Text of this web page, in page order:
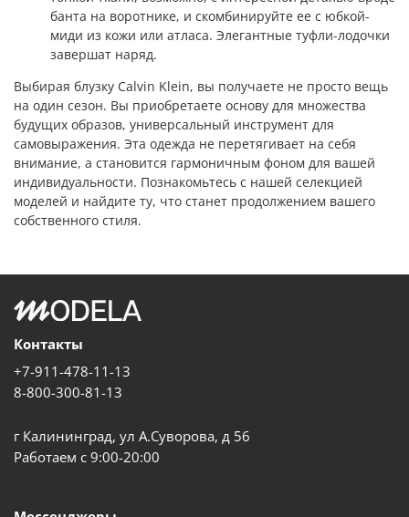
банта на воротнике, и скомбинируйте ее с юбкой-
миди из кожи или атласа. Элегантные туфли-лодочки
завершат наряд.
Выбирая блузку Calvin Klein, вы получаете не просто вещь
на один сезон. Вы приобретаете основу для множества
будущих образов, универсальный инструмент для
самовыражения. Эта одежда не перетягивает на себя
внимание, а становится гармоничным фоном для вашей
индивидуальности. Познакомьтесь с нашей селекцией
моделей и найдите ту, что станет продолжением вашего
собственного стиля.
Контакты
+7-911-478-11-13
8-800-300-81-13
г Калининград, ул А.Суворова, д 56
Работаем с 9:00-20:00